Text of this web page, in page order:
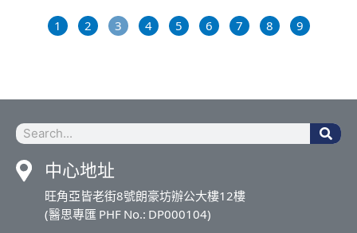
1 2 3 4 5 6 7 8 9
Search
中心地址
旺角亞皆老街8號朗豪坊辦公大樓12樓
(醫思專匯 PHF No.: DP000104)